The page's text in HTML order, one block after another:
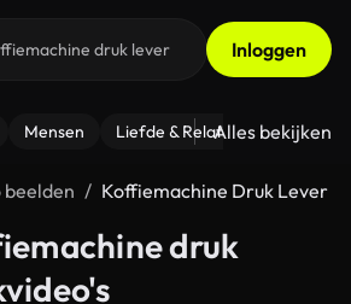
Inloggen
Mensen Liefde & Relaties - Fitness
Alles bekijken
beelden Koffiemachine Druk Lever
druk